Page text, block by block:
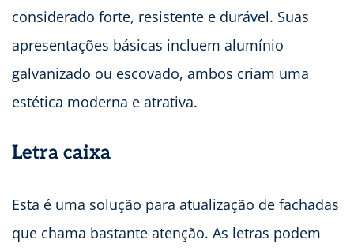
considerado forte, resistente e durável. Suas
apresentações básicas incluem alumínio
galvanizado ou escovado, ambos criam uma
estética moderna e atrativa.
Letra caixa
Esta é uma solução para atualização de fachadas
que chama bastante atenção. As letras podem